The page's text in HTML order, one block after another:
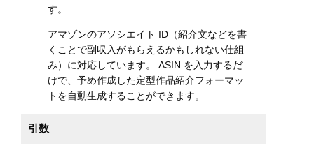
す。
アマゾンのアソシエイト ID（紹介文などを書
くことで副収入がもらえるかもしれない仕組
み）に対応しています。 ASIN を入力するだ
けで、予め作成した定型作品紹介フォーマッ
トを自動生成することができます。
引数